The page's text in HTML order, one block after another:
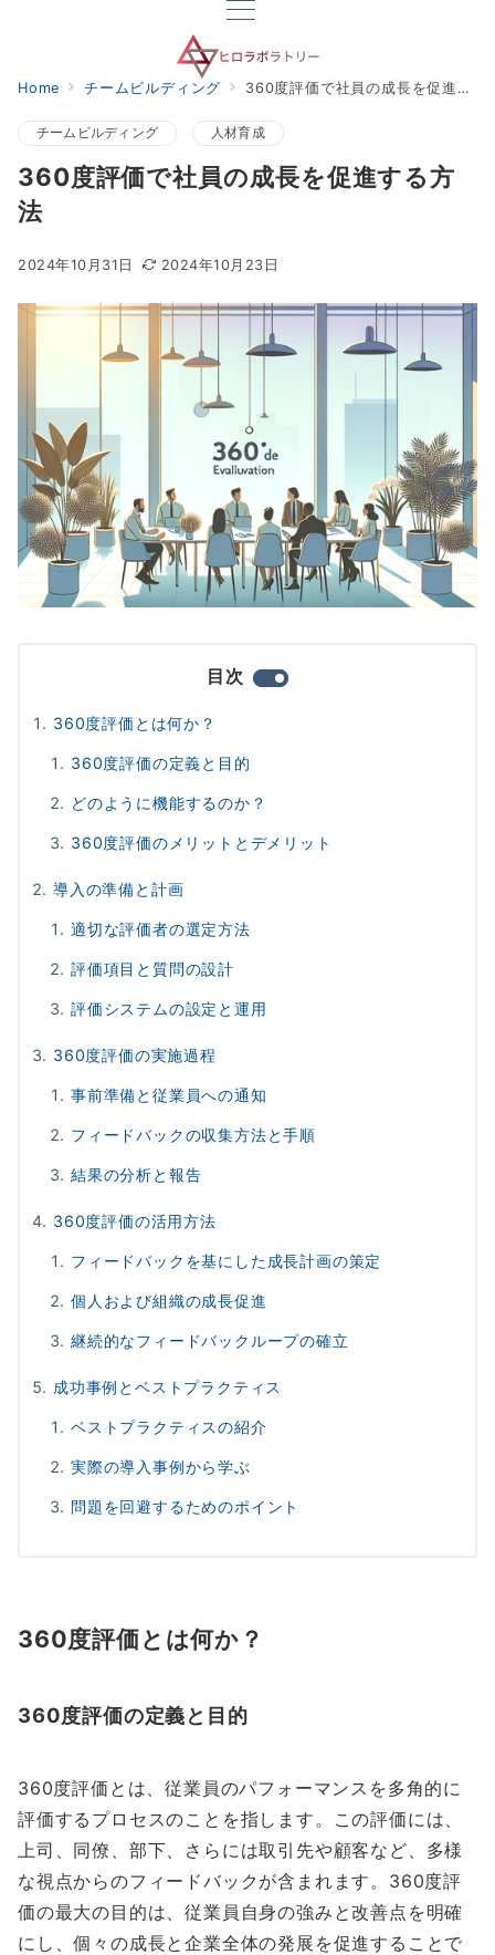
Home チームビルディング 360度評価で社員の成長を促進する方法
チームビルディング 人材育成
360度評価で社員の成長を促進する方
法
2024年10月31日 2024年10月23日
目次
360度評価とは何か？
360度評価の定義と目的
どのように機能するのか？
360度評価のメリットとデメリット
導入の準備と計画
適切な評価者の選定方法
評価項目と質問の設計
評価システムの設定と運用
360度評価の実施過程
事前準備と従業員への通知
フィードバックの収集方法と手順
結果の分析と報告
360度評価の活用方法
フィードバックを基にした成長計画の策定
個人および組織の成長促進
継続的なフィードバックループの確立
成功事例とベストプラクティス
ベストプラクティスの紹介
実際の導入事例から学ぶ
問題を回避するためのポイント
360度評価とは何か？
360度評価の定義と目的
360度評価とは、従業員のパフォーマンスを多角的に
評価するプロセスのことを指します。この評価には、
上司、同僚、部下、さらには取引先や顧客など、多様
な視点からのフィードバックが含まれます。360度評
価の最大の目的は、従業員自身の強みと改善点を明確
にし、個々の成長と企業全体の発展を促進することで